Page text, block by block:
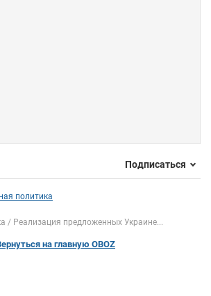
Подписаться
политика
Реализация предложенных Украине...
на главную OBOZ